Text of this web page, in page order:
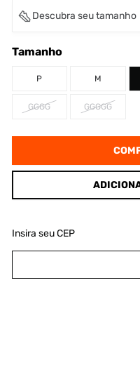
Descubra seu tamanho
Tamanho
P M
GGGG GGGGG
Insira seu CEP